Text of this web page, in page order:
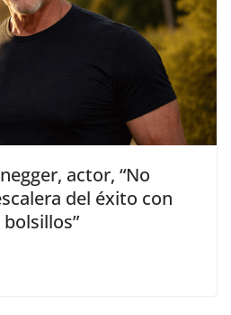
actor, “No
del éxito con